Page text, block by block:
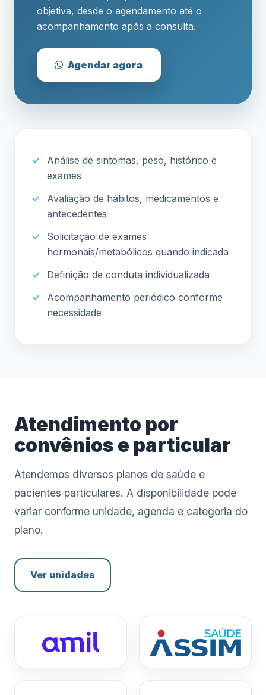
objetiva, desde o agendamento até o
acompanhamento após a consulta.
Agendar agora
Análise de sintomas, peso, histórico e
exames
Avaliação de hábitos, medicamentos e
antecedentes
Solicitação de exames
hormonais/metabólicos quando indicada
Definição de conduta individualizada
Acompanhamento periódico conforme
necessidade
Atendimento por
convênios e particular
Atendemos diversos planos de saúde e
pacientes particulares. A disponibilidade pode
variar conforme unidade, agenda e categoria do
plano.
Ver unidades